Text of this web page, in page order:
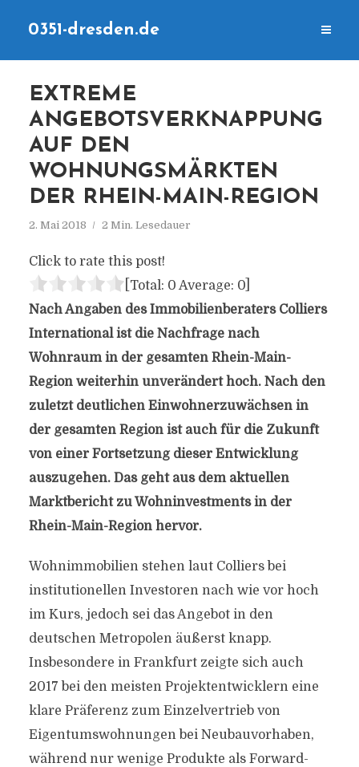
0351-dresden.de
EXTREME
ANGEBOTSVERKNAPPUNG
AUF DEN
WOHNUNGSMÄRKTEN
DER RHEIN-MAIN-REGION
2. Mai 2018 2 Min. Lesedauer
Click to rate this post!
[Total: 0 Average: 0]
Nach Angaben des Immobilienberaters Colliers
International ist die Nachfrage nach
Wohnraum in der gesamten Rhein-Main-
Region weiterhin unverändert hoch. Nach den
zuletzt deutlichen Einwohnerzuwächsen in
der gesamten Region ist auch für die Zukunft
von einer Fortsetzung dieser Entwicklung
auszugehen. Das geht aus dem aktuellen
Marktbericht zu Wohninvestments in der
Rhein-Main-Region hervor.
Wohnimmobilien stehen laut Colliers bei
institutionellen Investoren nach wie vor hoch
im Kurs, jedoch sei das Angebot in den
deutschen Metropolen äußerst knapp.
Insbesondere in Frankfurt zeigte sich auch
2017 bei den meisten Projektentwicklern eine
klare Präferenz zum Einzelvertrieb von
Eigentumswohnungen bei Neubauvorhaben,
während nur wenige Produkte als Forward-